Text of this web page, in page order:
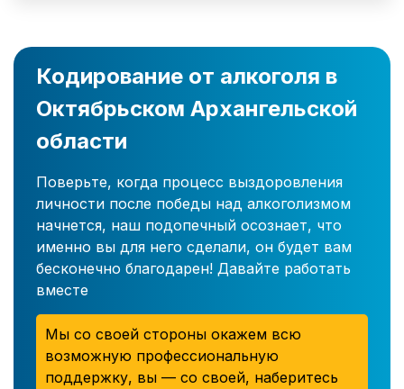
Кодирование от алкоголя в
Октябрьском Архангельской
области
Поверьте, когда процесс выздоровления
личности после победы над алкоголизмом
начнется, наш подопечный осознает, что
именно вы для него сделали, он будет вам
бесконечно благодарен! Давайте работать
вместе
Мы со своей стороны окажем всю
возможную профессиональную
поддержку, вы — со своей, наберитесь